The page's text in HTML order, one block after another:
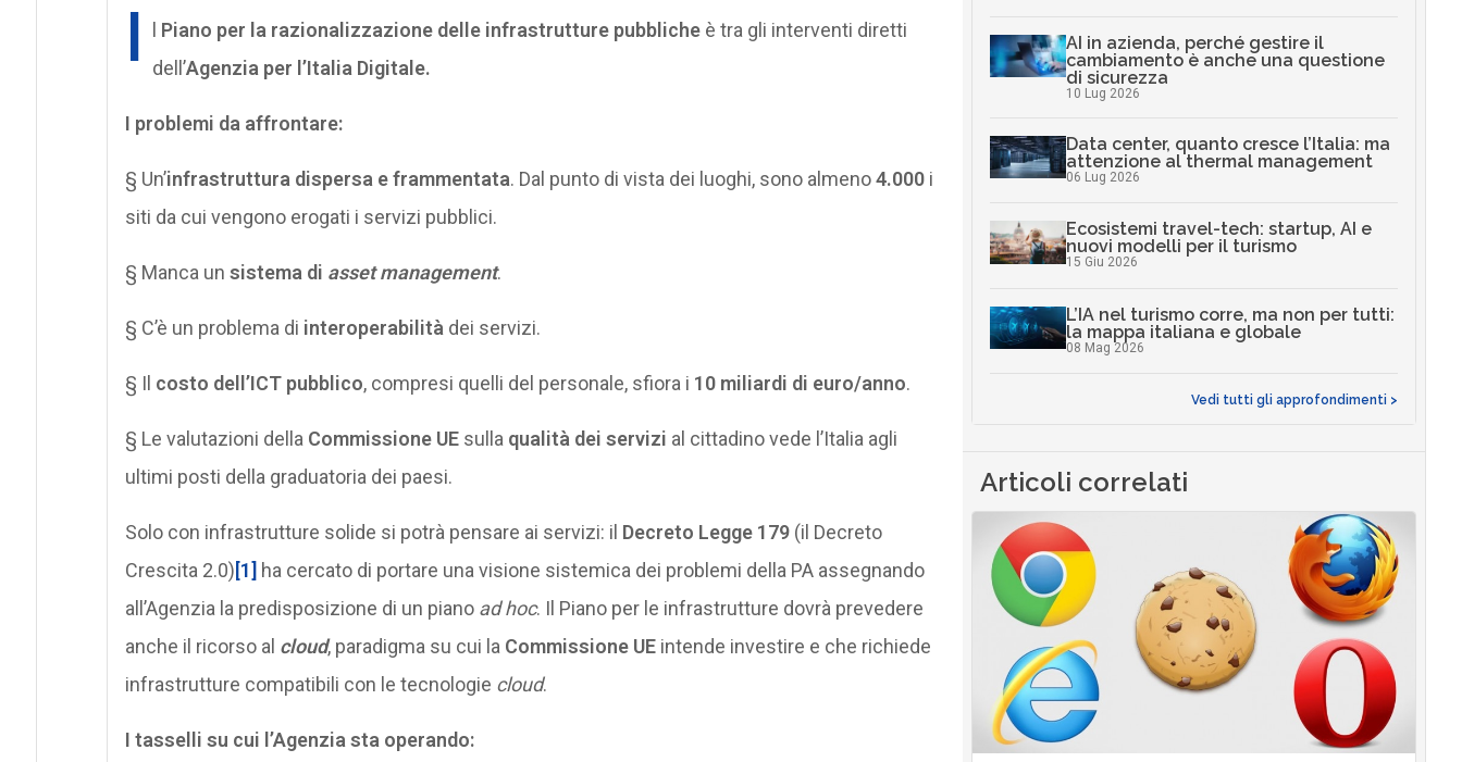
I l Piano per la razionalizzazione delle infrastrutture pubblicheè tra gli interventi diretti
dell’Agenzia per l’Italia Digitale.
I problemi da affrontare:
§ Un’infrastruttura dispersa e frammentata. Dal punto di vista dei luoghi, sono almeno4.000i
siti da cui vengono erogati i servizi pubblici.
§ Manca un sistema di asset management.
§ C’è un problema di interoperabilità dei servizi.
§ Il costo dell’ICT pubblico, compresi quelli del personale, sfiora i 10 miliardi di euro/anno.
§ Le valutazioni della Commissione UEsulla qualità dei servizi al cittadino vede l’Italia agli
ultimi posti della graduatoria dei paesi.
Solo con infrastrutture solide si potrà pensare ai servizi: il Decreto Legge 179(il Decreto
Crescita 2.0)[1] ha cercato di portare una visione sistemica dei problemi della PA assegnando
all’Agenzia la predisposizione di un piano ad hoc. Il Piano per le infrastrutture dovrà prevedere
anche il ricorso al cloud, paradigma su cui la Commissione UEintende investire e che richiede
infrastrutture compatibili con le tecnologie cloud.
I tasselli su cui l’Agenzia sta operando:
AI in azienda, perché gestire il
cambiamento è anche una questione
di sicurezza
10 Lug 2026
Data center, quanto cresce l’Italia: ma
attenzione al thermal management
06 Lug 2026
Ecosistemi travel-tech: startup, AI e
nuovi modelli per il turismo
15 Giu 2026
L’IA nel turismo corre, ma non per tutti:
la mappa italiana e globale
08 Mag 2026
Vedi tutti gli approfondimenti >
Articoli correlati